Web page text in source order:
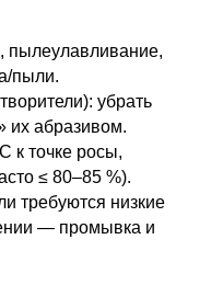
пылеулавливание,
пыли.
убрать
их абразивом.
к точке росы,
≤ 80–85 %).
требуются низкие
— промывка и